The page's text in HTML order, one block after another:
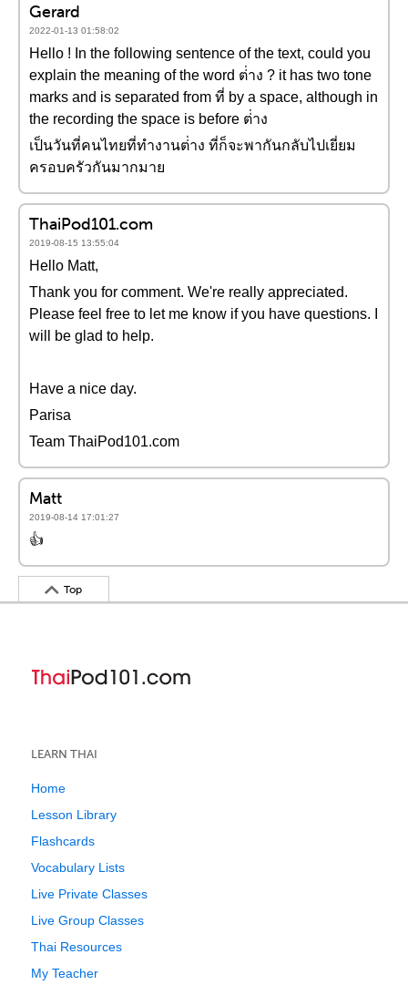
Gerard
2022-01-13 01:58:02
Hello ! In the following sentence of the text, could you
explain the meaning of the word ต่่าง ? it has two tone
marks and is separated from ที่ by a space, although in
the recording the space is before ต่่าง
เป็นวันที่คนไทยที่ทำงานต่่าง ที่ก็จะพากันกลับไปเยี่ยม
ครอบครัวกันมากมาย
ThaiPod101.com
2019-08-15 13:55:04
Hello Matt,
Thank you for comment. We're really appreciated.
Please feel free to let me know if you have questions. I
will be glad to help.
Have a nice day.
Parisa
Team ThaiPod101.com
Matt
2019-08-14 17:01:27
👍
Top
LEARN THAI
Home
Lesson Library
Flashcards
Vocabulary Lists
Live Private Classes
Live Group Classes
Thai Resources
My Teacher